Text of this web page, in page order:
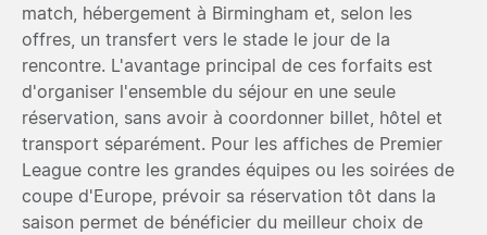
match, hébergement à Birmingham et, selon les
offres, un transfert vers le stade le jour de la
rencontre. L'avantage principal de ces forfaits est
d'organiser l'ensemble du séjour en une seule
réservation, sans avoir à coordonner billet, hôtel et
transport séparément. Pour les affiches de Premier
League contre les grandes équipes ou les soirées de
coupe d'Europe, prévoir sa réservation tôt dans la
saison permet de bénéficier du meilleur choix de